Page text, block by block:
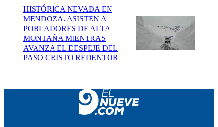
HISTÓRICA NEVADA EN
MENDOZA: ASISTEN A
POBLADORES DE ALTA
MONTAÑA MIENTRAS
AVANZA EL DESPEJE DEL
PASO CRISTO REDENTOR